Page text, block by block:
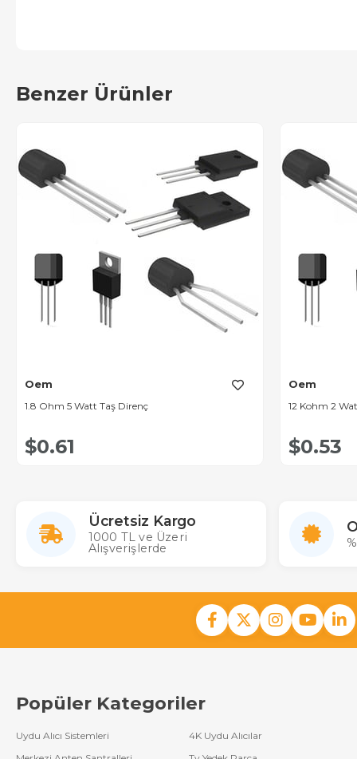
Benzer Ürünler
Oem
1.8 Ohm 5 Watt Taş Direnç
$0.61
Oem
12 Kohm 2
$0.53
Ücretsiz Kargo
1000 TL ve Üzeri
Alışverişlerde
Popüler Kategoriler
Uydu Alıcı Sistemleri
4K Uydu Alıcılar